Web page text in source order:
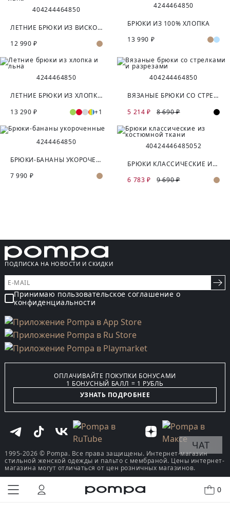
0
КУПИТЬ В ОДИН КЛИК
404244464850
ЛЕТНИЕ БРЮКИ ИЗ ВИСКОЗЫ И ЛЬНА
12 990 ₽
4244464850
БРЮКИ ИЗ 100% ХЛОПКА
13 990 ₽
4244464850
ЛЕТНИЕ БРЮКИ ИЗ ХЛОПКА И ЛЬНА
13 290 ₽
+1
404244464850
ВЯЗАНЫЕ БРЮКИ СО СТРЕЛКАМИ И РАЗРЕЗАМИ
5 214 ₽
8 690 ₽
4244464850
БРЮКИ-БАНАНЫ УКОРОЧЕННЫЕ
7 990 ₽
40424446485052
БРЮКИ КЛАССИЧЕСКИЕ ИЗ КОСТЮМНОЙ ТКАНИ
6 783 ₽
9 690 ₽
ПОДПИСКА НА НОВОСТИ И СКИДКИ
Принимаю пользовательское соглашение о
конфиденциальности
ОПЛАЧИВАЙТЕ ПОКУПКИ БОНУСАМИ
1 БОНУСНЫЙ БАЛЛ = 1 РУБЛЬ
УЗНАТЬ ПОДРОБНЕЕ
1995-2026 © Pompa. Все права защищены. Интернет-магазин
стильной женской одежды и пальто с мембраной. Цены интернет-
магазина могут отличаться от цен розничных магазинов.
ЧАТ